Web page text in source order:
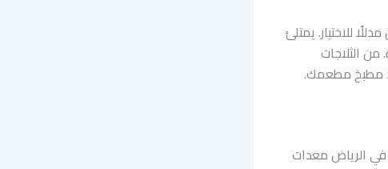
للاختيار. يمتلئ
الثلاجات
مطبخ مطعمك.
في الرياض معدات